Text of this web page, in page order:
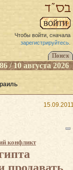
Чтобы войти, сначала
зарегистрируйтесь.
/ 10 августа 2026
конфликт